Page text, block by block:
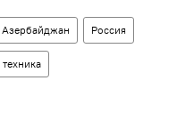
Азербайджан Россия
техника